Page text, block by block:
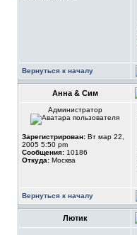
Вернуться к началу
Анна & Сим
Администратор
Зарегистрирован: Вт мар 22,
2005 5:50 pm
Сообщения: 10186
Откуда: Москва
Вернуться к началу
Лютик